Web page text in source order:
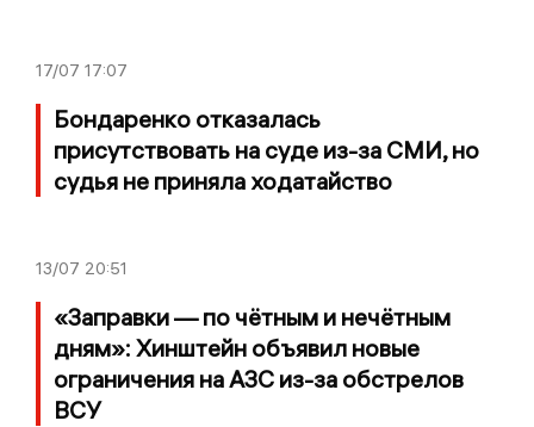
17/07 17:07
Бондаренко отказалась
присутствовать на суде из-за СМИ, но
судья не приняла ходатайство
13/07 20:51
«Заправки — по чётным и нечётным
дням»: Хинштейн объявил новые
ограничения на АЗС из-за обстрелов
ВСУ